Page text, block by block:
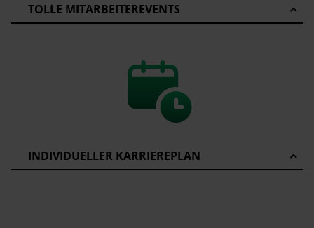
TOLLE MITARBEITEREVENTS
INDIVIDUELLER KARRIEREPLAN